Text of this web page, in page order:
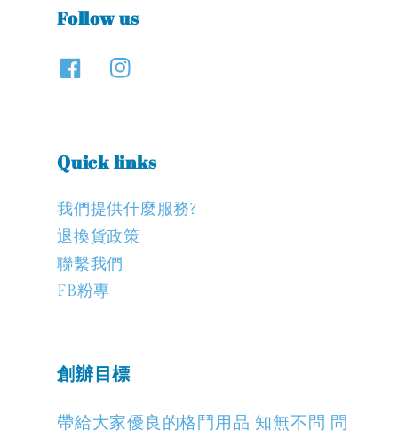
Follow us
Quick links
我們提供什麼服務?
退換貨政策
聯繫我們
FB粉專
創辦目標
帶給大家優良的格鬥用品 知無不問 問